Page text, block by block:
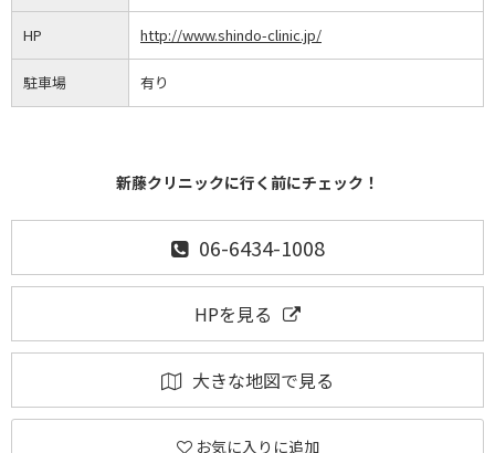
HP http://www.shindo-clinic.jp/
駐車場 有り
新藤クリニックに行く前にチェック！
06-6434-1008
HPを見る
大きな地図で見る
お気に入りに追加